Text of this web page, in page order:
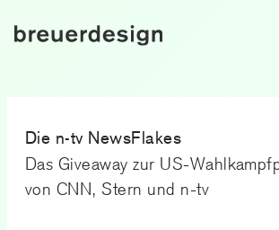
Die n-tv NewsFlakes
Das Giveaway zur US-
von CNN, Stern und n-tv